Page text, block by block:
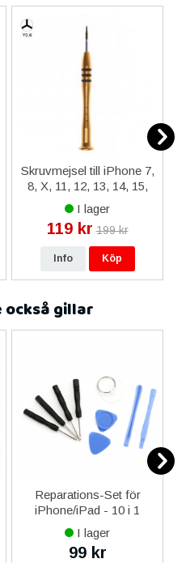
Skruvmejsel till iPhone 7,
8, X, 11, 12, 13, 14, 15,
Apple Watch
I lager
119 kr 199 kr
Info Köp
också gillar
Reparations-Set för
iPhone/iPad - 10 i 1
I lager
99 kr